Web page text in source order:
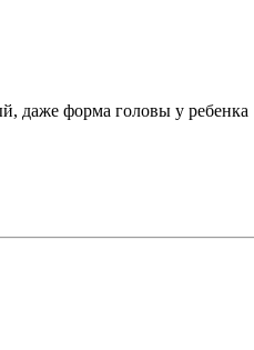
даже форма головы у ребенка